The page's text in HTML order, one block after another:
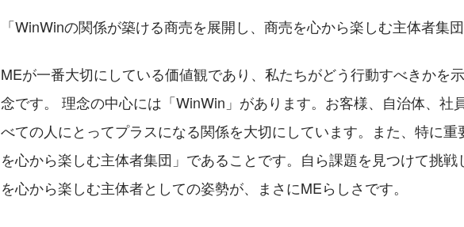
「WinWinの関係が築ける商売を展開し、商売を心から楽しむ主体者集
MEが一番大切にしている価値観であり、私たちがどう行動すべきかを
念です。 理念の中心には「WinWin」があります。お客様、自治体、社
べての人にとってプラスになる関係を大切にしています。また、特に重
を心から楽しむ主体者集団」であることです。自ら課題を見つけて挑
を心から楽しむ主体者としての姿勢が、まさにMEらしさです。